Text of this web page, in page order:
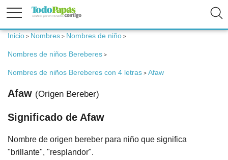
Fertilidad
Embarazo
Bebé
Padres
Inicio > Nombres > Nombres de niño >
Nombres de niños Bereberes >
Nombres de niños Bereberes con 4 letras > Afaw
Afaw (Origen Bereber)
Significado de Afaw
Nombre de origen bereber para niño que significa
"brillante", "resplandor".